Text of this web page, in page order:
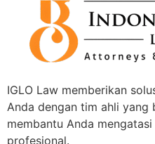
IGLO Law memberikan
Anda dengan tim ahli yang
membantu Anda
profesional.